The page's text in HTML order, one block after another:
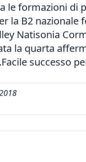
le formazioni di
la B2 nazionale
Natisonia
la quarta
successo